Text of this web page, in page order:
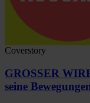
Coverstory
GROSSER
seine